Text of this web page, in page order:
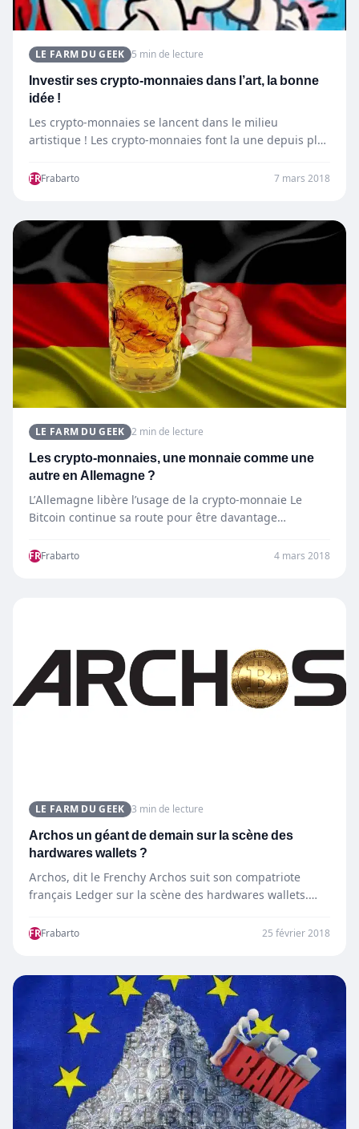
LE FARM DU GEEK 5 min de lecture
Investir ses crypto-monnaies dans l’art, la bonne
idée !
Les crypto-monnaies se lancent dans le milieu
artistique ! Les crypto-monnaies font la une depuis plus
FRFrabarto 7 mars 2018
LE FARM DU GEEK 2 min de lecture
Les crypto-monnaies, une monnaie comme une
autre en Allemagne ?
L’Allemagne libère l’usage de la crypto-monnaie Le
Bitcoin continue sa route pour être davantage
FRFrabarto 4 mars 2018
LE FARM DU GEEK 3 min de lecture
Archos un géant de demain sur la scène des
hardwares wallets ?
Archos, dit le Frenchy Archos suit son compatriote
français Ledger sur la scène des hardwares wallets.
FRFrabarto 25 février 2018